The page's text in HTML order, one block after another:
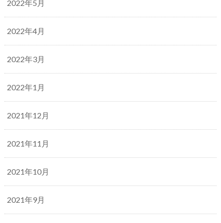
2022年5月
2022年4月
2022年3月
2022年1月
2021年12月
2021年11月
2021年10月
2021年9月